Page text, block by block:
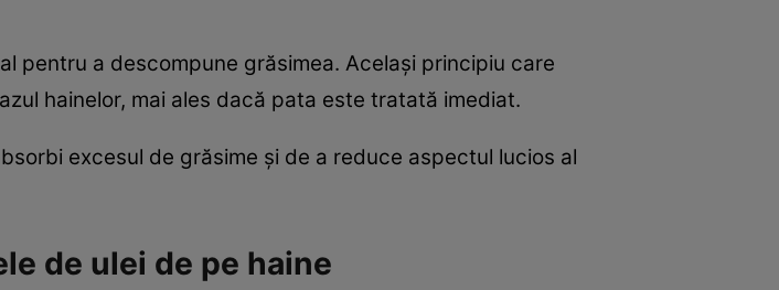
pentru a descompune grăsimea. Același principiu care
hainelor, mai ales dacă pata este tratată imediat.
excesul de grăsime și de a reduce aspectul lucios al
de ulei de pe haine